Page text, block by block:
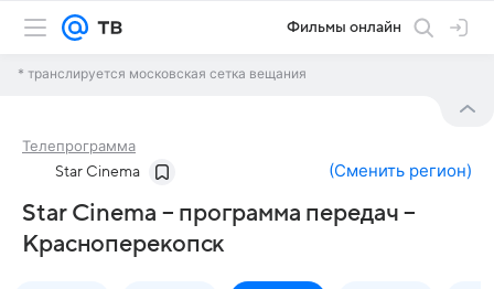
Фильмы онлайн
* транслируется московская сетка вещания
Телепрограмма
Star Cinema (Сменить регион)
Star Cinema – программа передач –
Красноперекопск